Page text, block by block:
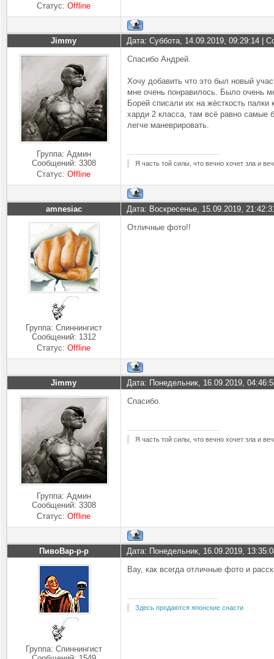
Статус:Offline
Jimmy Дата: Суббота, 14.09.2019, 09:29:14 |
Группа: Админ
Сообщений: 3308
Статус:Offline
Спасибо Андрей.
Хочу добавить что это был новый
мне очень понравилось. Было очень
Борей списали их на жёсткость
харди 2 класса, там всё равно самые
легче маневрировать.
Я часть той силы, что вечно хочет зла и
amnesiac Дата: Воскресенье, 15.09.2019,
Группа: Спиннингист
Сообщений: 1312
Статус:Offline
Отличные фото!!
Jimmy Дата: Понедельник, 16.09.2019,
Группа: Админ
Сообщений: 3308
Статус:Offline
Спасибо.
Я часть той силы, что вечно хочет зла и
ПивоВар-р-р Дата: Понедельник, 16.09.2019,
Группа: Спиннингист
Вау, как всегда отличные фото и
Здесь продаются японские снасти